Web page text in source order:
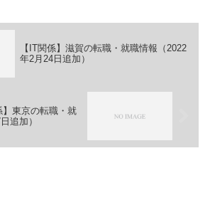
【IT関係】滋賀の転職・就職情報（2022
年2月24日追加）
】東京の転職・就
追加）